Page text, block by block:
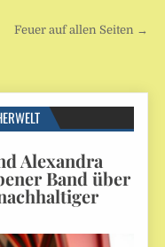
Feuer auf allen Seiten →
Alexandra
Band über